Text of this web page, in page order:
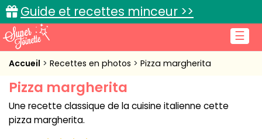
☰
Guide et recettes minceur >>
Accueil
Recettes de cuisine
Cuisine pratique
Accueil Recettes en photos Pizza margherita
Pizza margherita
Une recette classique de la cuisine italienne cette
pizza margherita.